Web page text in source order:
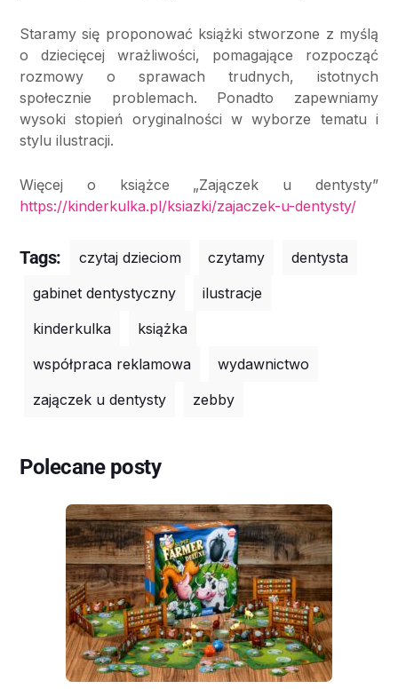
Staramy się proponować książki stworzone z myślą
o dziecięcej wrażliwości, pomagające rozpocząć
rozmowy o sprawach trudnych, istotnych
społecznie problemach. Ponadto zapewniamy
wysoki stopień oryginalności w wyborze tematu i
stylu ilustracji.
Więcej o książce „Zajączek u dentysty”
https://kinderkulka.pl/ksiazki/zajaczek-u-dentysty/
Tags: czytaj dzieciom czytamy
dentysta
gabinet dentystyczny
ilustracje
kinderkulka
książka
współpraca reklamowa
wydawnictwo
zajączek u dentysty
zebby
Polecane posty